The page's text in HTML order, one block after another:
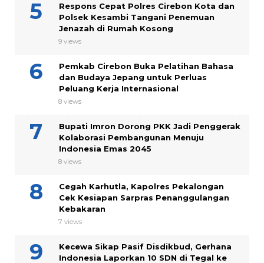
Respons Cepat Polres Cirebon Kota dan
Polsek Kesambi Tangani Penemuan
Jenazah di Rumah Kosong
9 views
Pemkab Cirebon Buka Pelatihan Bahasa
dan Budaya Jepang untuk Perluas
Peluang Kerja Internasional
8 views
Bupati Imron Dorong PKK Jadi Penggerak
Kolaborasi Pembangunan Menuju
Indonesia Emas 2045
8 views
Cegah Karhutla, Kapolres Pekalongan
Cek Kesiapan Sarpras Penanggulangan
Kebakaran
7 views
Kecewa Sikap Pasif Disdikbud, Gerhana
Indonesia Laporkan 10 SDN di Tegal ke